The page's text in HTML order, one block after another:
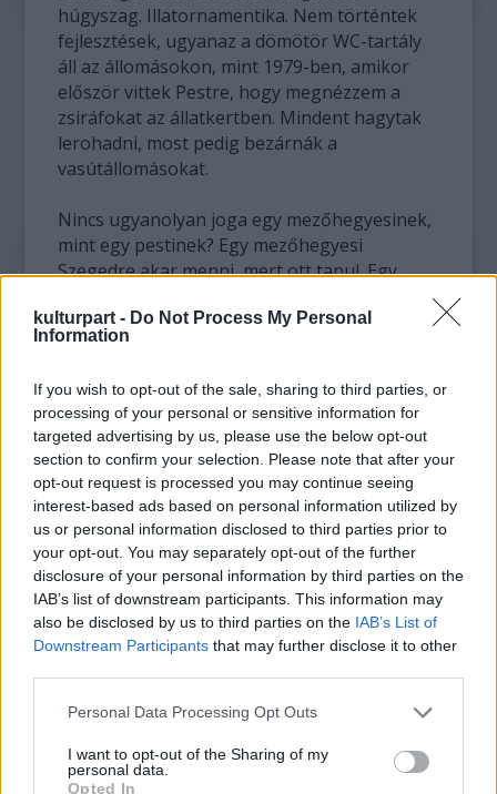
kulturpart - Do Not Process My Personal
Information
If you wish to opt-out of the sale, sharing to third parties, or
processing of your personal or sensitive information for
targeted advertising by us, please use the below opt-out
section to confirm your selection. Please note that after your
opt-out request is processed you may continue seeing
interest-based ads based on personal information utilized by
us or personal information disclosed to third parties prior to
your opt-out. You may separately opt-out of the further
disclosure of your personal information by third parties on the
IAB’s list of downstream participants. This information may
also be disclosed by us to third parties on the IAB’s List of
Downstream Participants that may further disclose it to other
Please note that this website/app uses one or more Google
not limited to your visit or usage behaviour. You may click to
grant or deny consent to Google and its third-party tags to
Personal Data Processing Opt Outs
I want to opt-out of the Sharing of my
personal data.
Opted In
húgyszag. Illatornamentika. Nem történtek
fejlesztések, ugyanaz a dömötör WC-tartály
áll az állomásokon, mint 1979-ben, amikor
először vittek Pestre, hogy megnézzem a
zsiráfokat az állatkertben. Mindent hagytak
lerohadni, most pedig bezárnák a
vasútállomásokat.
Nincs ugyanolyan joga egy mezőhegyesinek,
mint egy pestinek? Egy mezőhegyesi
Szegedre akar menni, mert ott tanul. Egy
Astóriához, mert ott tanul. A mezőhegyesinek
kevesebb joga van az utazáshoz, és a
rontanak a vidékiek amúgy is szerényebb
életlehetőségein?
Van-e joga Antali Károlynak ahhoz, hogy
megfossza a lakosságot az utazás
alapjogától? Nincs joga hozzá. Ha már súlyos
milliókat keres havonta a mohácsiak, a
gyöngyösiek, a komlóiak, a zirciek, a
battonyaiak adóforintjából, akkor a
fejlesztéseken kéne törnie a fejét, nem a
leépítéseken. Ott van az Esztergom-Budapest
közötti vonatközlekedés példája. Néhány éve
kulturált, korszerű vonatokat állítottak
vonalon visszaesett, szinte mindenki a
csodavonattal akar utazni. A dolog ilyen